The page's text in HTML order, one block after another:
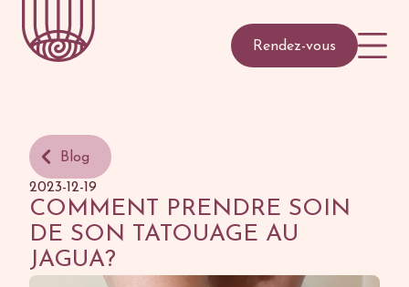
Rendez-vous
Blog
2023-12-19
COMMENT PRENDRE SOIN
DE SON TATOUAGE AU
JAGUA?